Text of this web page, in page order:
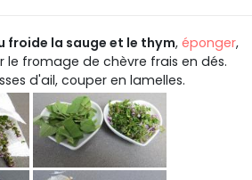
froide la sauge et le thym, éponger,
le fromage de chèvre frais en dés.
d'ail, couper en lamelles.